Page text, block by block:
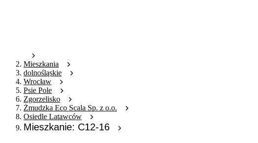
Mieszkania
dolnośląskie
Wrocław
Psie Pole
Zgorzelisko
Żmudzka Eco Scala Sp. z o.o.
Osiedle Latawców
Mieszkanie: C12-16